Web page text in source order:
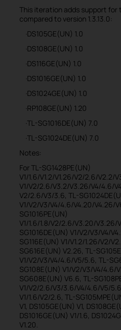
This iteration adds support for
compared to version 1.3.13.0:
·DS105GE(UN) 1.0
·DS108GE(UN) 1.0
·DS116GE(UN) 1.0
·DS1016GE(UN) 1.0
·DS1024GE(UN) 1.0
·RP108GE(UN) 1.20
·TL-SG1016DE(UN) 7.0
·TL-SG1024DE(UN) 7.0
Notes:
For TL-SG1428PE(UN)
V1/1.6/V1.2/V1.26/V2/2.6/V2.2/
V1/V2/2.6/V3.2/V3.26/V4/4.6/
V2/2.6/V3/3.6, TL-
V1/V2/V3/V4/4.6/V4.20/V4.26/
SG1016PE(UN)
V1/1.6/1.8/V2/2.6/V3.20/
SG1016DE(UN) V1/V2/V3/V4/
SG116E(UN) V1/V1.2/1.26/V2/
SG616E(UN) V2.26, TL-
V1/V2/V3/V4/4.6/V5/5.6, TL-
SG108E(UN) V1/V2/V3/V4/
SG608E(UN) V6.6, TL-
V1/V2/2.6/V3/3.6/V4/4.6/V5/
V1/1.6/V2/2.6, TL-
V1, DS105GE(UN) V1,
DS1016GE(UN) V1/1.6,
V1.20.